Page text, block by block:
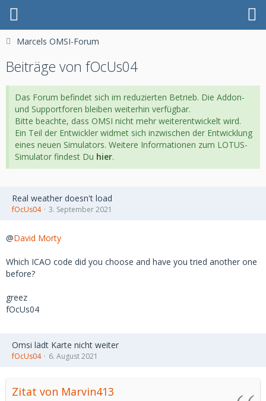
Marcels OMSI-Forum
Beiträge von fOcUs04
Das Forum befindet sich im reduzierten Betrieb. Die Addon-
und Supportforen bleiben weiterhin verfügbar.
Bitte beachte, dass OMSI nicht mehr weiterentwickelt wird.
Ein Teil der Entwickler widmet sich inzwischen der Entwicklung
eines neuen Simulators. Weitere Informationen zum LOTUS-
Simulator findest Du hier.
Real weather doesn't load
fOcUs04 3. September 2021
@David Morty
Which ICAO code did you choose and have you tried another one
before?
greez
fOcUs04
Omsi lädt Karte nicht weiter
fOcUs04 6. August 2021
Zitat von Marvin413